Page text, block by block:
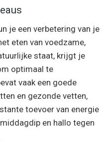
je een verbetering van je
eten van voedzame,
staat, krijgt je
optimaal te
vaak een goede
en gezonde vetten,
toevoer van energie
en hallo tegen